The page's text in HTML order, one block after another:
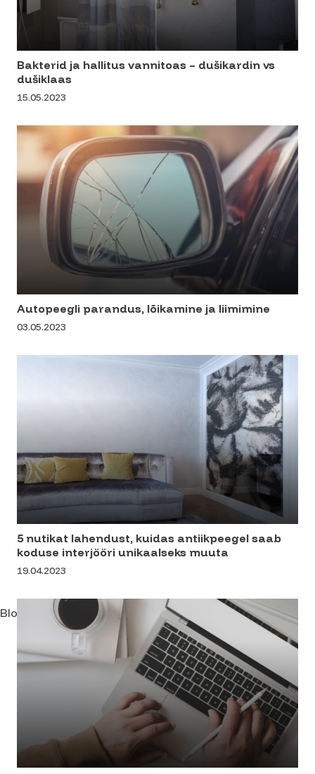
Blogi
Bakterid ja hallitus vannitoas – dušikardin vs
dušiklaas
15.05.2023
Autopeegli parandus, lõikamine ja liimimine
03.05.2023
5 nutikat lahendust, kuidas antiikpeegel saab
koduse interjööri unikaalseks muuta
19.04.2023